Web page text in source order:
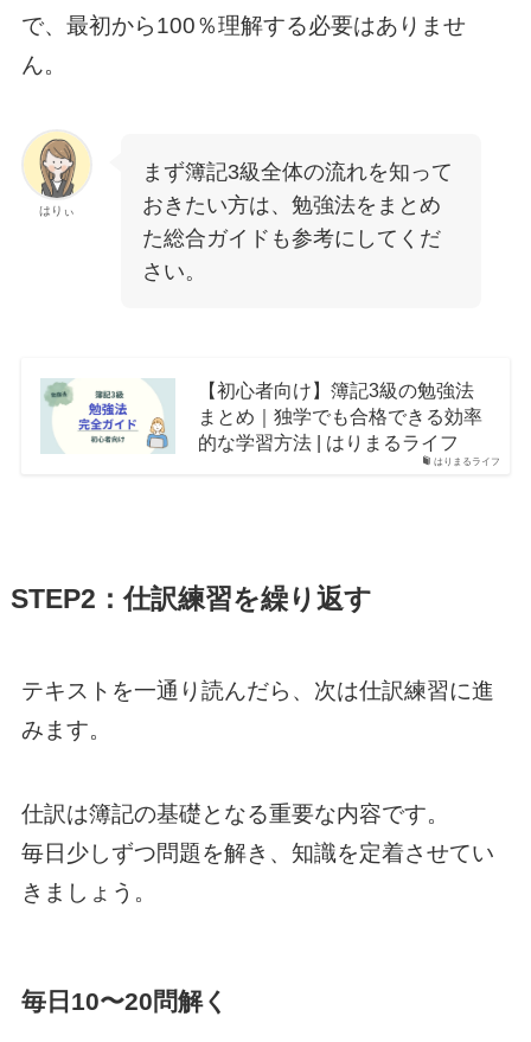
で、最初から100％理解する必要はありませ
ん。
はりぃ
まず簿記3級全体の流れを知って
おきたい方は、勉強法をまとめ
た総合ガイドも参考にしてくだ
さい。
はりまるライフ
【初心者向け】簿記3級の勉強法
まとめ｜独学でも合格できる効率
的な学習方法 | はりまるライフ
STEP2：仕訳練習を繰り返す
テキストを一通り読んだら、次は仕訳練習に進
みます。
仕訳は簿記の基礎となる重要な内容です。
毎日少しずつ問題を解き、知識を定着させてい
きましょう。
毎日10〜20問解く